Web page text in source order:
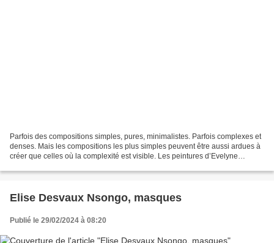
Parfois des compositions simples, pures, minimalistes. Parfois complexes et
denses. Mais les compositions les plus simples peuvent être aussi ardues à
créer que celles où la complexité est visible. Les peintures d’Evelyne
Elise Desvaux Nsongo, masques
Publié le 29/02/2024 à 08:20